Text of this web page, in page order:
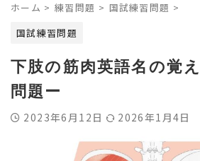
ホーム > 練習問題 > 国試練習問題 >
国試練習問題
下肢の筋肉英語名の覚
問題ー
2023年6月12日 2026年1月4日